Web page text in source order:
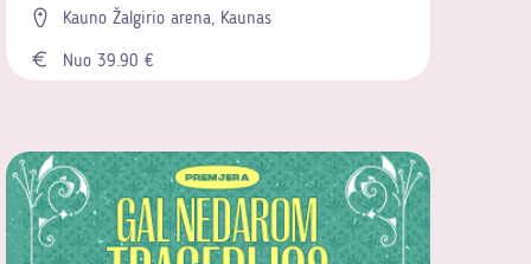
Kauno Žalgirio arena, Kaunas
Nuo 39.90 €